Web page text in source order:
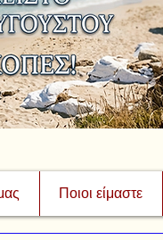
Ποιοι είμαστε